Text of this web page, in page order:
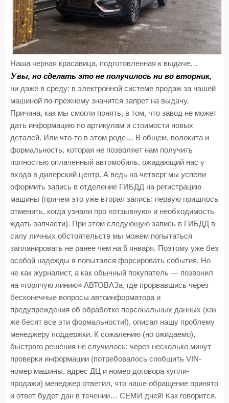
Наша черная красавица, подготовленная к выдаче…
Увы, но сделать это не получилось ни во вторник,
ни даже в среду: в электронной системе продаж за нашей
машиной по-прежнему значится запрет на выдачу.
Причина, как мы смогли понять, в том, что завод не может
дать информацию по артикулам и стоимости новых
деталей. Или что-то в этом роде… В общем, волокита и
формальность, которая не позволяет нам получить
полностью оплаченный автомобиль, ожидающий нас у
входа в дилерский центр. А ведь на четверг мы успели
оформить запись в отделение ГИБДД на регистрацию
машины (причем это уже вторая запись: первую пришлось
отменить, когда узнали про «отзывную» и необходимость
ждать запчасти). При этом следующую запись в ГИБДД в
силу личных обстоятельств мы можем попытаться
запланировать не ранее чем на 6 января. Поэтому уже без
особой надежды я попытался форсировать события. Но
не как журналист, а как обычный покупатель — позвонил
на «горячую линию» АВТОВАЗа, где прорвавшись через
бесконечные вопросы автоинформатора и
предупреждения об обработке персональных данных (как
же бесят все эти формальности!), описал нашу проблему
менеджеру поддержки. К сожалению (но ожидаемо),
быстрого решения не случилось: через несколько минут
проверки информации (потребовалось сообщить VIN-
номер машины, адрес ДЦ и номер договора купли-
продажи) менеджер ответил, что наше обращение принято
и ответ будет дан в течении… СЕМИ дней! Как говорится,